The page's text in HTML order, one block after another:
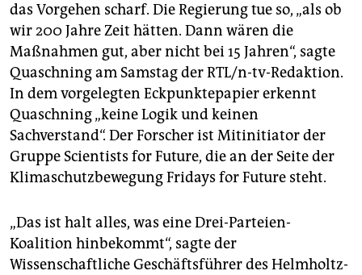
das Vorgehen scharf. Die Regierung tue so, „als ob
wir 200 Jahre Zeit hätten. Dann wären die
Maßnahmen gut, aber nicht bei 15 Jahren“, sagte
Quaschning am Samstag der RTL/n-tv-Redaktion.
In dem vorgelegten Eckpunktepapier erkennt
Quaschning „keine Logik und keinen
Sachverstand“. Der Forscher ist Mitinitiator der
Gruppe Scientists for Future, die an der Seite der
Klimaschutzbewegung Fridays for Future steht.
„Das ist halt alles, was eine Drei-Parteien-
Koalition hinbekommt“, sagte der
Wissenschaftliche Geschäftsführer des Helmholtz-